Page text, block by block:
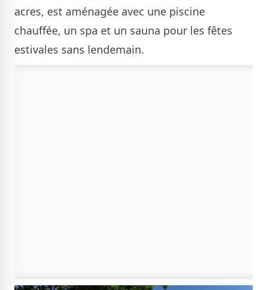
acres, est aménagée avec une piscine
chauffée, un spa et un sauna pour les fêtes
estivales sans lendemain.